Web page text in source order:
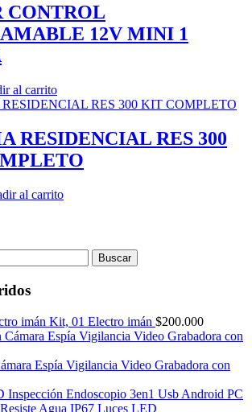
CONTROL
12V MINI 1
al carrito
RESIDENCIAL RES 300
al carrito
Kit, 01 Electro imán $200.000
Espía Vigilancia Video Grabadora con